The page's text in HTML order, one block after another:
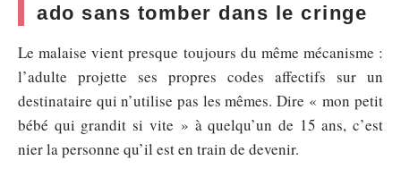
ado sans tomber dans le cringe
Le malaise vient presque toujours du même mécanisme :
l’adulte projette ses propres codes affectifs sur un
destinataire qui n’utilise pas les mêmes. Dire « mon petit
bébé qui grandit si vite » à quelqu’un de 15 ans, c’est
nier la personne qu’il est en train de devenir.